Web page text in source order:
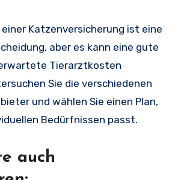
einer Katzenversicherung ist eine
aber es kann eine gute
Tierarztkosten
Sie die verschiedenen
und wählen Sie einen Plan,
Bedürfnissen passt.
auch